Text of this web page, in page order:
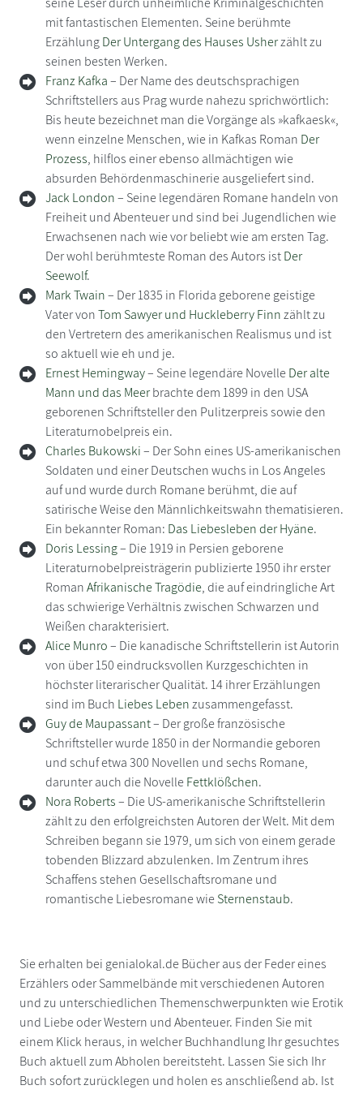
mit fantastischen Elementen. Seine berühmte
ErzählungDer Untergang des Hauses Usherzählt zu
seinen besten Werken.
Franz Kafka– Der Name des deutschsprachigen
Schriftstellers aus Prag wurde nahezu sprichwörtlich:
Bis heute bezeichnet man die Vorgänge als »kafkaesk«,
wenn einzelne Menschen, wie in Kafkas Roman Der
Prozess, hilflos einer ebenso allmächtigen wie
absurden Behördenmaschinerie ausgeliefert sind.
Jack London– Seine legendären Romane handeln von
Freiheit und Abenteuer und sind bei Jugendlichen wie
Erwachsenen nach wie vor beliebt wie am ersten Tag.
Der wohl berühmteste Roman des Autors istDer
Seewolf.
Mark Twain– Der 1835 in Florida geborene geistige
Vater vonTom Sawyer und Huckleberry Finnzählt zu
den Vertretern des amerikanischen Realismus und ist
so aktuell wie eh und je.
Ernest Hemingway– Seine legendäre NovelleDer alte
Mann und das Meerbrachte dem 1899 in den USA
geborenen Schriftsteller den Pulitzerpreis sowie den
Literaturnobelpreis ein.
Charles Bukowski– Der Sohn eines US-amerikanischen
Soldaten und einer Deutschen wuchs in Los Angeles
auf und wurde durch Romane berühmt, die auf
satirische Weise den Männlichkeitswahn thematisieren.
Ein bekannter Roman: Das Liebesleben der Hyäne.
Doris Lessing– Die 1919 in Persien geborene
Literaturnobelpreisträgerin publizierte 1950 ihr erster
RomanAfrikanische Tragödie, die auf eindringliche Art
das schwierige Verhältnis zwischen Schwarzen und
Weißen charakterisiert.
Alice Munro– Die kanadische Schriftstellerin ist Autorin
von über 150 eindrucksvollen Kurzgeschichten in
höchster literarischer Qualität. 14 ihrer Erzählungen
sind im Buch Liebes Lebenzusammengefasst.
Guy de Maupassant– Der große französische
Schriftsteller wurde 1850 in der Normandie geboren
und schuf etwa 300 Novellen und sechs Romane,
darunter auch die NovelleFettklößchen.
Nora Roberts– Die US-amerikanische Schriftstellerin
zählt zu den erfolgreichsten Autoren der Welt. Mit dem
Schreiben begann sie 1979, um sich von einem gerade
tobenden Blizzard abzulenken. Im Zentrum ihres
Schaffens stehen Gesellschaftsromane und
romantische Liebesromane wieSternenstaub.
Sie erhalten bei genialokal.de Bücher aus der Feder eines
Erzählers oder Sammelbände mit verschiedenen Autoren
und zu unterschiedlichen Themenschwerpunkten wie Erotik
und Liebe oder Western und Abenteuer. Finden Sie mit
einem Klick heraus, in welcher Buchhandlung Ihr gesuchtes
Buch aktuell zum Abholen bereitsteht. Lassen Sie sich Ihr
Buch sofort zurücklegen und holen es anschließend ab. Ist